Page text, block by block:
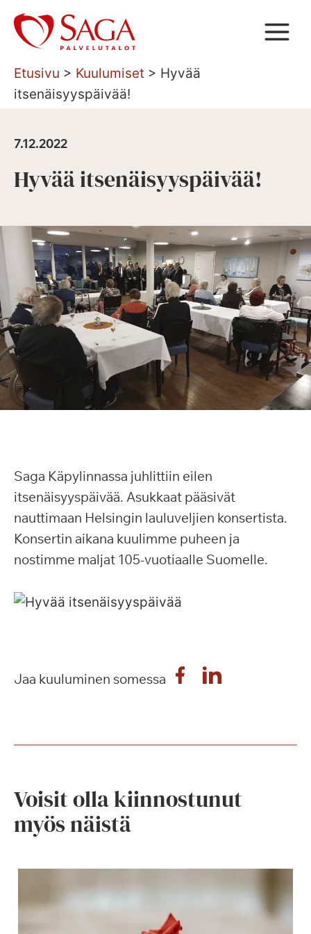
Siirry
sisältöön
Etusivu > Kuulumiset > Hyvää
itsenäisyyspäivää!
7.12.2022
Hyvää itsenäisyyspäivää!
Saga Käpylinnassa juhlittiin eilen
itsenäisyyspäivää. Asukkaat pääsivät
nauttimaan Helsingin lauluveljien konsertista.
Konsertin aikana kuulimme puheen ja
nostimme maljat 105-vuotiaalle Suomelle.
Jaa kuuluminen somessa
Voisit olla kiinnostunut
myös näistä